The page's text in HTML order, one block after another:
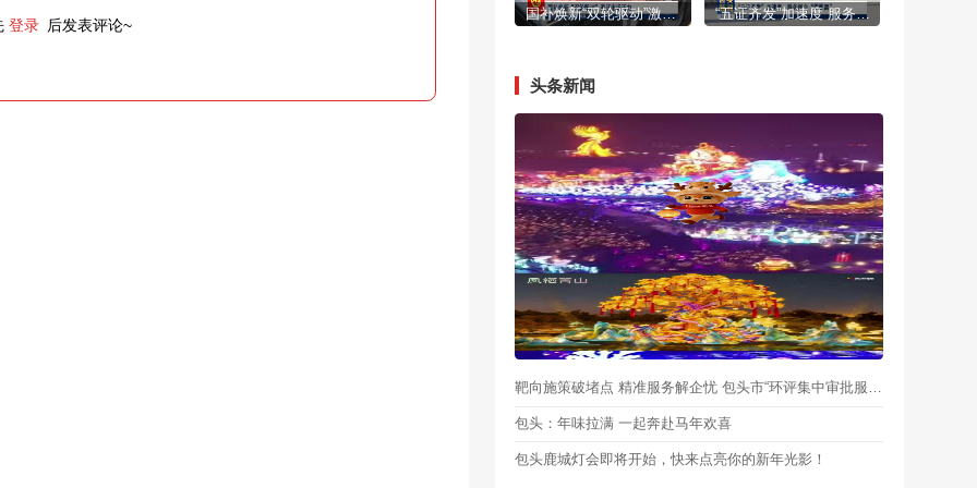
登录 后发表评论~
国补焕新“双轮驱动”激活市场活力 “五证齐发”加速度 服务民企“零距离”
头条新闻
靶向施策破堵点 精准服务解企忧 包头市“环评集中审批服务月”启动
包头：年味拉满 一起奔赴马年欢喜
包头鹿城灯会即将开始，快来点亮你的新年光影！